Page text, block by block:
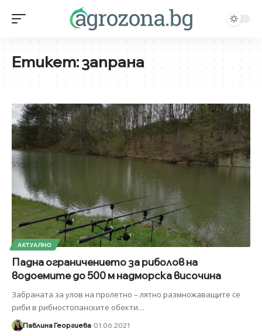
Етикет:запрана
АКТУАЛНО
Падна ограничението за риболов на
водоемите до 500 м надморска височина
Забраната за улов на пролетно – лятно размножаващите се
риби в рибностопанските обекти…
Павлина Георгиева 01.06.2021